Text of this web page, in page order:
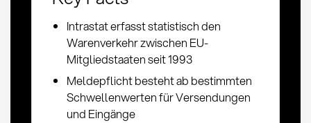
Intrastat erfasst statistisch den
Warenverkehr zwischen EU-
Mitgliedstaaten seit 1993
Meldepflicht besteht ab bestimmten
Schwellenwerten für Versendungen
und Eingänge